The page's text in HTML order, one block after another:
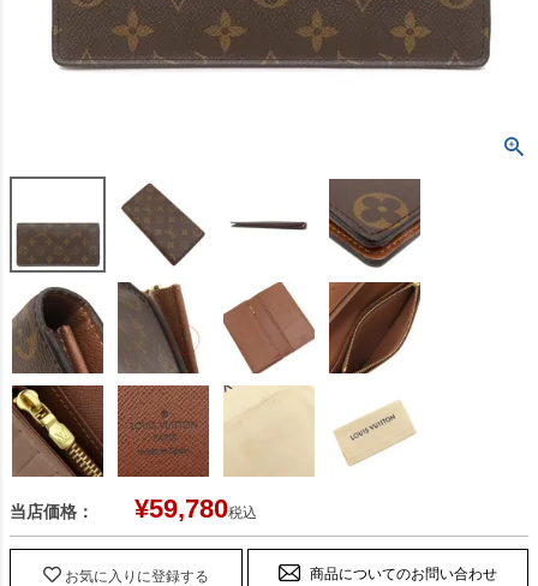
当店価格： ¥59,780税込
お気に入りに登録する 商品についてのお問い合わせ